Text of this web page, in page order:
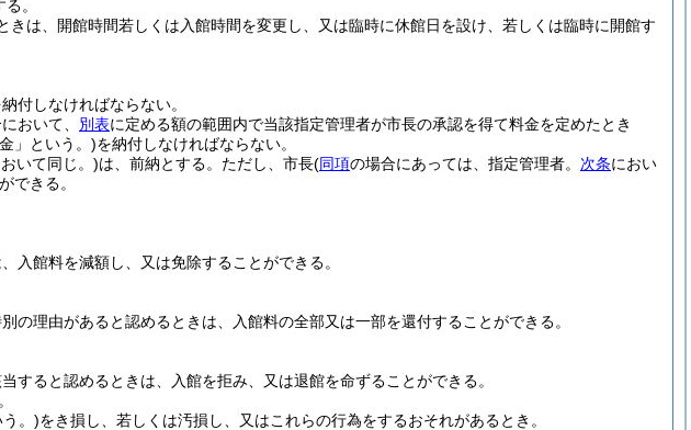
。
は、開館時間若しくは入館時間を変更し、又は臨時に休館日を設け、若しくは臨時に開館す
付しなければならない。
おいて、 別表に定める額の範囲内で当該指定管理者が市長の承認を得て料金を定めたとき
」という。)を納付しなければならない。
いて同じ。)は、前納とする。 ただし、市長(同項の場合にあっては、指定管理者。 次条におい
できる。
入館料を減額し、又は免除することができる。
の理由があると認めるときは、入館料の全部又は一部を還付することができる。
すると認めるときは、入館を拒み、又は退館を命ずることができる。
。)をき損し、若しくは汚損し、又はこれらの行為をするおそれがあるとき。